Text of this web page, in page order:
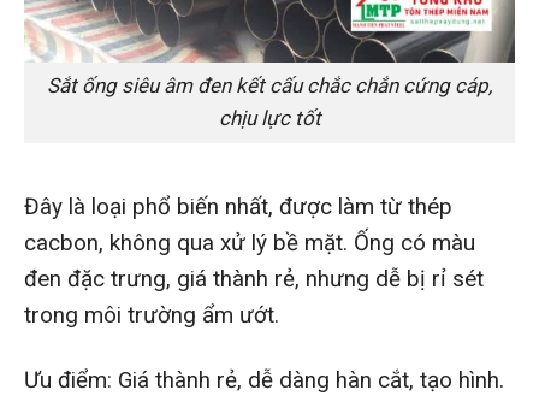
Sắt ống siêu âm đen kết cấu chắc chắn cứng cáp,
chịu lực tốt
Đây là loại phổ biến nhất, được làm từ thép
cacbon, không qua xử lý bề mặt. Ống có màu
đen đặc trưng, giá thành rẻ, nhưng dễ bị rỉ sét
trong môi trường ẩm ướt.
Ưu điểm: Giá thành rẻ, dễ dàng hàn cắt, tạo hình.